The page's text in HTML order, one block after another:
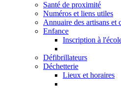
Santé de proximité
Numéros et liens utiles
Annuaire des artisans et
Enfance
Inscription à
Défibrillateurs
Déchetterie
Lieux et horaires